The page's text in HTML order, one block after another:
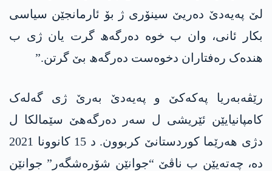
لێ پەیەدێ دەریێ سینۆری ژ بۆ ئارمانجێن سیاسی
بکار ئانی، وان ب خوە دەرگەھ گرت یان ژی ب
ھندەک رەفتاران دخوەست دەرگەھ بێ گرتن.”
رێڤەبەریا پەکەکێ و پەیەدێ بەرێ ژی گەلەک
کامپانیایێن ئێریشی ل سەر دەرگەھێ سێمالکا ل
دژی ھەرێما کوردستانێ کربوون. د 15 کانوونا 2021
دە، چەتەیێن ب ناڤێ “جوانێن شۆرەشگەر” جوانێن